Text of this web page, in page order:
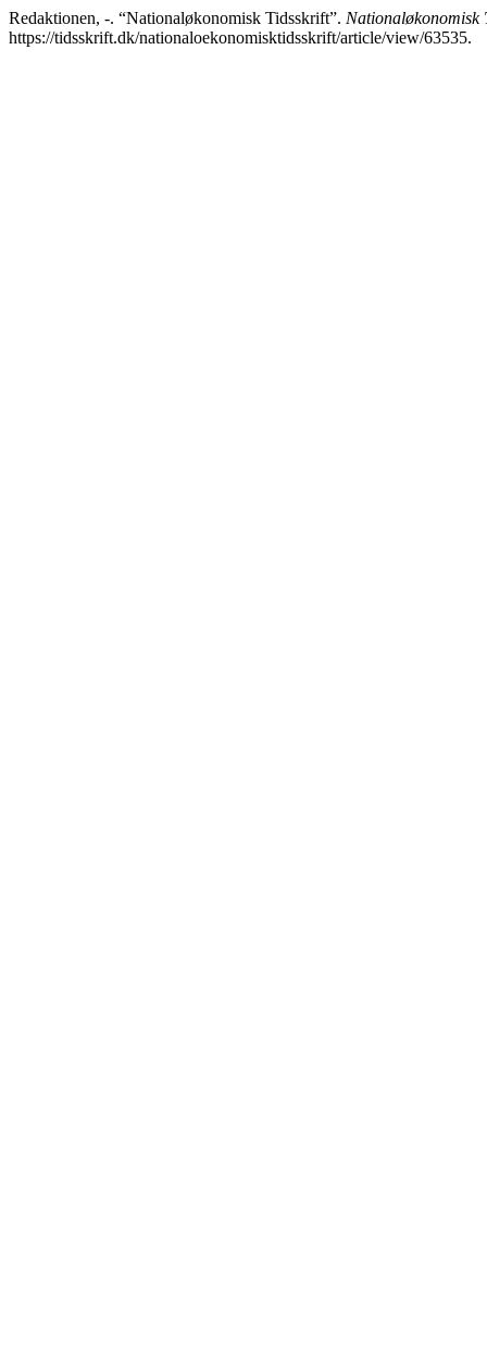
Redaktionen, -. “Nationaløkonomisk Tidsskrift”. Nationaløkonomisk
https://tidsskrift.dk/nationaloekonomisktidsskrift/article/view/63535.